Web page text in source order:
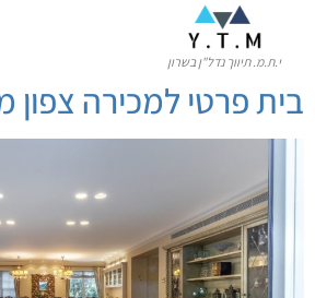
י.ת.מ. תיווך נדל"ן בשרון
בית פרטי למכירה צפון